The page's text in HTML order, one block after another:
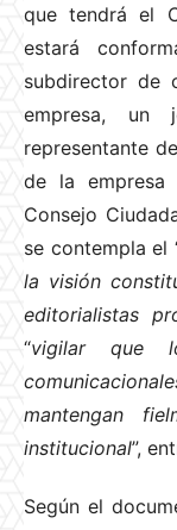
que tendrá el
estará
subdirector de
empresa, un
representante
de la empresa
Consejo
se contempla el
la visión
editorialistas
“vigilar que
mantengan
institucional”,
Según el